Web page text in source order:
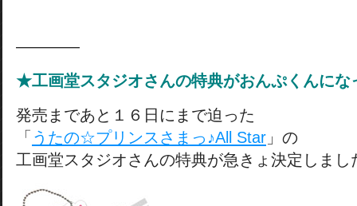
————
★工画堂スタジオさんの特典がおんぷくんにな
発売まであと１６日にまで迫った
「 うたの☆プリンスさまっ♪All Star 」の
工画堂スタジオさんの特典が急きょ決定しまし